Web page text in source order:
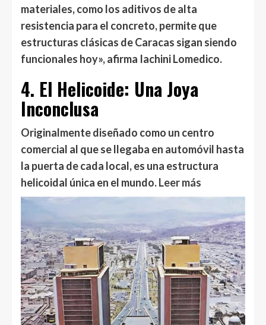
materiales, como los aditivos de alta
resistencia para el concreto, permite que
estructuras clásicas de Caracas sigan siendo
funcionales hoy», afirma Iachini Lomedico.
4. El Helicoide: Una Joya
Inconclusa
Originalmente diseñado como un centro
comercial al que se llegaba en automóvil hasta
la puerta de cada local, es una estructura
helicoidal única en el mundo.Leer más